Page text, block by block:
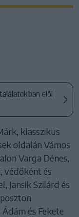
elöl
klasszikus
oldalán Vámos
Varga Dénes,
védőként és
Jansik Szilárd és
és Fekete